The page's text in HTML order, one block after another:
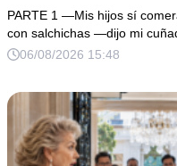
hacía llorar a mi hija. Mi
un escándalo, así que
de boda de 8,000 pesos
PARTE 1 —Mis hijos sí
con salchichas —dijo mi
06/08/2026 15:48